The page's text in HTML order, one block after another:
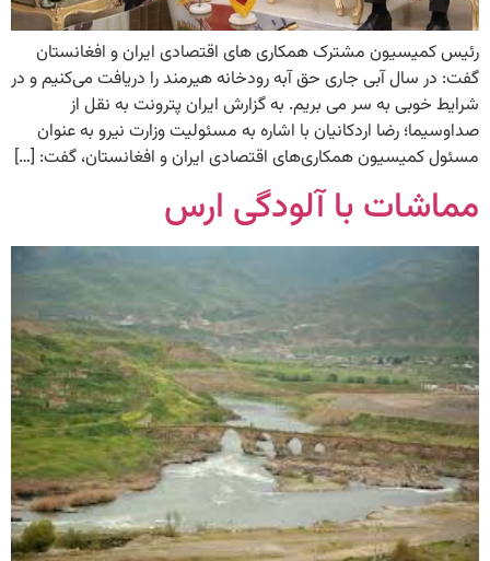
رئیس کمیسیون مشترک همکاری های اقتصادی ایران و افغانستان
گفت: در سال آبی جاری حق آبه رودخانه هیرمند را دریافت می‌کنیم و در
شرایط خوبی به سر می بریم. به گزارش ایران پترونت به نقل از
صداوسیما؛ رضا اردکانیان با اشاره به مسئولیت وزارت نیرو به عنوان
مسئول کمیسیون همکاری‌های اقتصادی ایران و افغانستان، گفت: […]
مماشات با آلودگی ارس